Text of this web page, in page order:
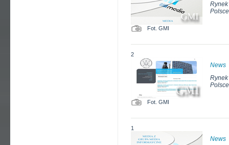
Fot. GMI
2
News
Fot. GMI
1
News